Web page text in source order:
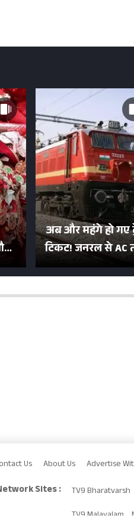
अब और महंगे हो गए
टिकट! जनरल से AC
का बढ़ा किराया;
Us About Us Advertise
Sites : TV9 Bharatvarsh
TV9 Malayalam